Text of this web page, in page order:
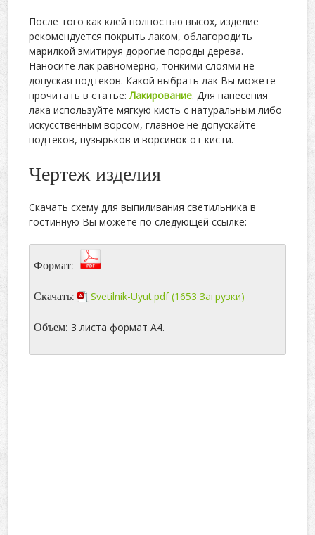
После того как клей полностью высох, изделие
рекомендуется покрыть лаком, облагородить
марилкой эмитируя дорогие породы дерева.
Наносите лак равномерно, тонкими слоями не
допуская подтеков. Какой выбрать лак Вы можете
прочитать в статье:Лакирование. Для нанесения
лака используйте мягкую кисть с натуральным либо
искусственным ворсом, главное не допускайте
подтеков, пузырьков и ворсинок от кисти.
Чертеж изделия
Скачать схему для выпиливания светильника в
гостинную Вы можете по следующей ссылке:
Формат:
Скачать: Svetilnik-Uyut.pdf (1653 Загрузки)
Объем: 3 листа формат А4.